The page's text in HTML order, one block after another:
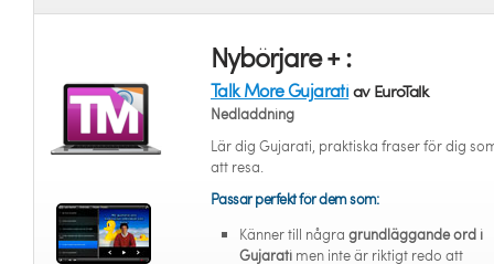
Nybörjare + :
Talk More Gujarati av EuroTalk
Nedladdning
Lär dig Gujarati, praktiska fraser för dig
att resa.
Passar perfekt för dem som:
Känner till några grundläggande ord i
Gujarati men inte är riktigt redo att